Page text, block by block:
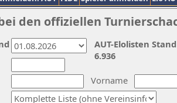
den offiziellen
Vorname
AUT-Elolisten
6.936